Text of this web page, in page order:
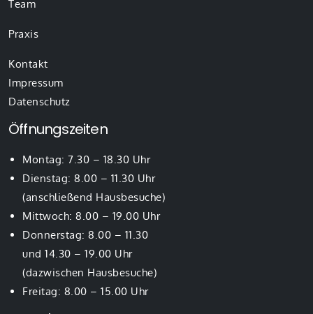
Team
Praxis
Kontakt
Impressum
Datenschutz
Öffnungszeiten
Montag: 7.30 – 18.30 Uhr
Dienstag: 8.00 – 11.30 Uhr
(anschließend Hausbesuche)
Mittwoch: 8.00 – 19.00 Uhr
Donnerstag: 8.00 – 11.30
und 14.30 – 19.00 Uhr
(dazwischen Hausbesuche)
Freitag: 8.00 – 15.00 Uhr